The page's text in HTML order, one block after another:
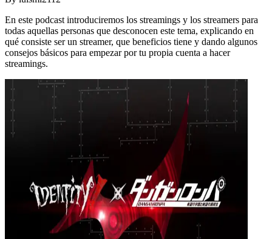
En este podcast introduciremos los streamings y los streamers para
todas aquellas personas que desconocen este tema, explicando en
qué consiste ser un streamer, que beneficios tiene y dando algunos
consejos básicos para empezar por tu propia cuenta a hacer
streamings.